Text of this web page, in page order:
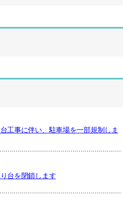
工事に伴い、駐車場を一部規制しま
台を閉鎖します